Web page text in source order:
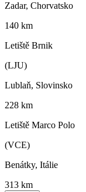
Zadar, Chorvatsko
140 km
Letiště Brnik
(LJU)
Lublaň, Slovinsko
228 km
Letiště Marco Polo
(VCE)
Benátky, Itálie
313 km